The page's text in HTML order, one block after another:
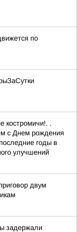
по
костромичи!. .
с Днем рождения
годы в
улучшений
двум
задержали